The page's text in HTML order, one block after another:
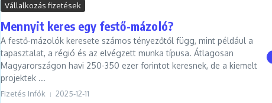
Vállalkozás fizetések
Mennyit keres egy festő-mázoló?
A festő-mázolók keresete számos tényezőtől függ, mint például a
tapasztalat, a régió és az elvégzett munka típusa. Átlagosan
Magyarországon havi 250-350 ezer forintot keresnek, de a kiemelt
projektek ...
Fizetés Infók 2025-12-11